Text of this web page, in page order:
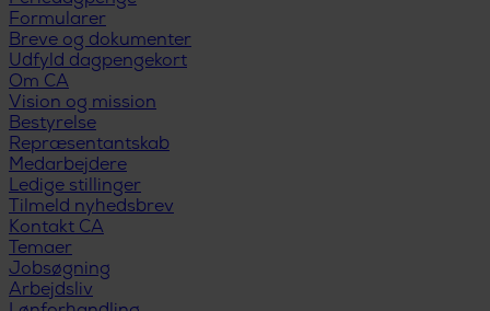
Formularer
Breve og dokumenter
Udfyld dagpengekort
Om CA
Vision og mission
Bestyrelse
Repræsentantskab
Medarbejdere
Ledige stillinger
Tilmeld nyhedsbrev
Kontakt CA
Temaer
Jobsøgning
Arbejdsliv